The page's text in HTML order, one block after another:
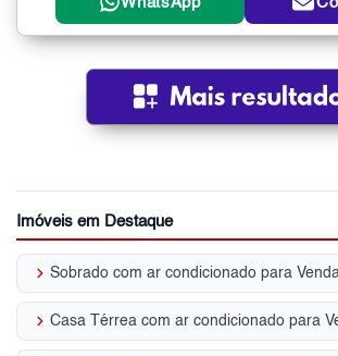
Imóveis em Destaque
keyboard_arrow_right
keyboard_arrow_right